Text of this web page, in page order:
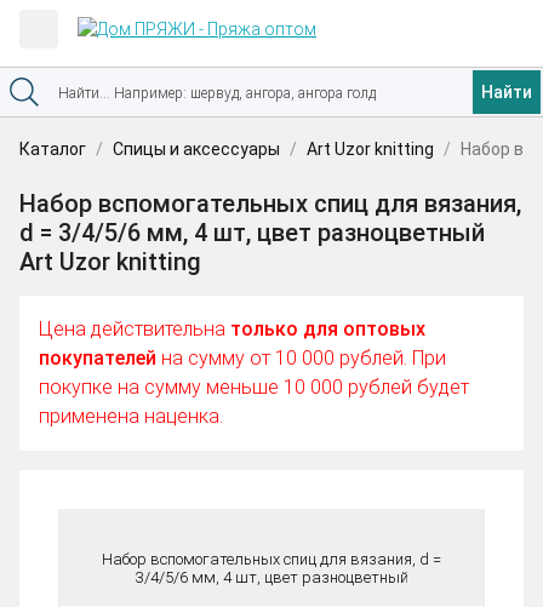
Найти
Каталог Спицы и аксессуары Art Uzor knitting Набор
Набор вспомогательных спиц для вязания,
d = 3/4/5/6 мм, 4 шт, цвет разноцветный
Art Uzor knitting
Цена действительна только для оптовых
покупателей на сумму от 10 000 рублей. При
покупке на сумму меньше 10 000 рублей будет
применена наценка.
Набор вспомогательных спиц для вязания, d =
3/4/5/6 мм, 4 шт, цвет разноцветный